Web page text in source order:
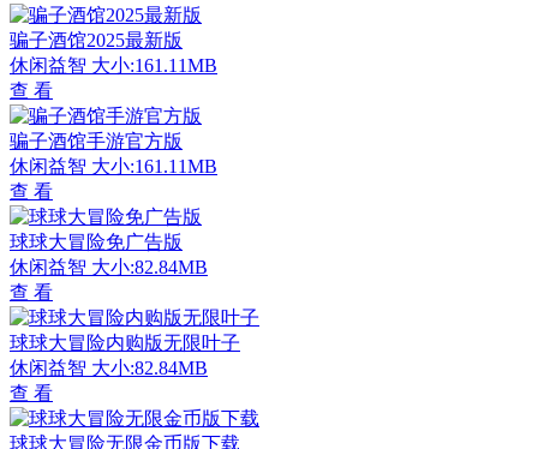
骗子酒馆2025最新版
休闲益智 大小:161.11MB
查 看
骗子酒馆手游官方版
休闲益智 大小:161.11MB
查 看
球球大冒险免广告版
休闲益智 大小:82.84MB
查 看
球球大冒险内购版无限叶子
休闲益智 大小:82.84MB
查 看
球球大冒险无限金币版下载